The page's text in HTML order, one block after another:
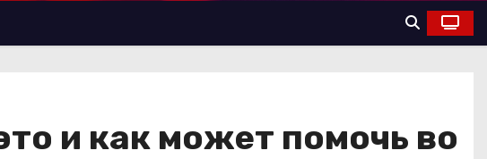
и как может помочь во